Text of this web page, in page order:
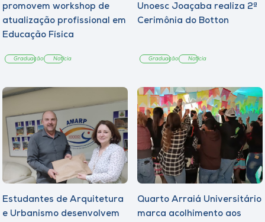
promovem workshop de
atualização profissional em
Educação Física
Graduação Notícia
Unoesc Joaçaba realiza 2ª
Cerimônia do Botton
Graduação Notícia
Estudantes de Arquitetura
e Urbanismo desenvolvem
Quarto Arraiá Universitário
marca acolhimento aos